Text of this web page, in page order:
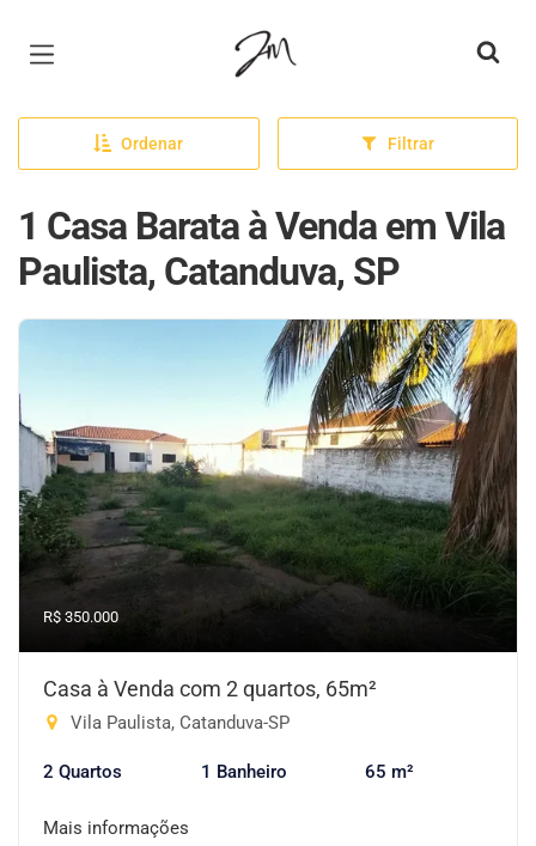
Página inicial
Ordenar Filtrar
1 Casa Barata à Venda em Vila
Paulista, Catanduva, SP
R$ 350.000
Casa à Venda com 2 quartos, 65m²
Vila Paulista, Catanduva-SP
2 Quartos 1 Banheiro 65 m²
Mais informações